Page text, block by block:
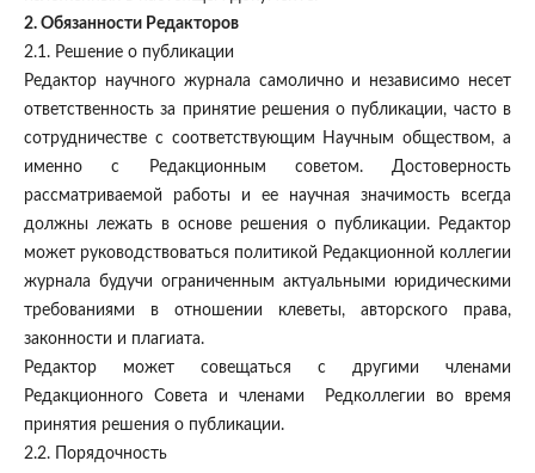
2. Обязанности Редакторов
2.1. Решение о публикации
Редактор научного журнала самолично и независимо несет
ответственность за принятие решения о публикации, часто в
сотрудничестве с соответствующим Научным обществом, а
именно с Редакционным советом. Достоверность
рассматриваемой работы и ее научная значимость всегда
должны лежать в основе решения о публикации. Редактор
может руководствоваться политикой Редакционной коллегии
журнала будучи ограниченным актуальными юридическими
требованиями в отношении клеветы, авторского права,
законности и плагиата.
Редактор может совещаться с другими членами
Редакционного Совета и членами Редколлегии во время
принятия решения о публикации.
2.2. Порядочность